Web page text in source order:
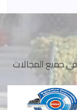
جميع المجالات